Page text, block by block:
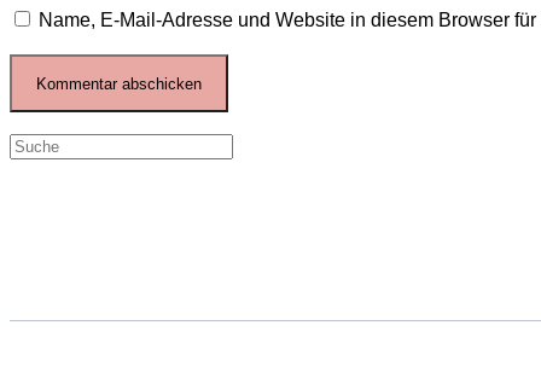
Benutzernamen
zum
Kommentieren
ein
Mail-
Adresse
zum
Kommentieren
ein
Website-
URL
(optional)
Name, E-Mail-Adresse und Website in diesem Browser
Search